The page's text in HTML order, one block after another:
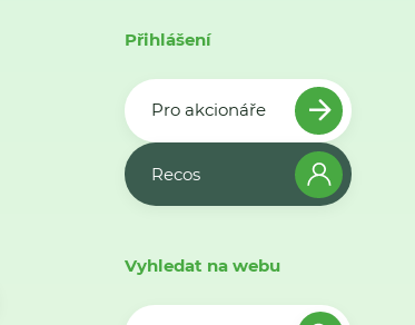
Přihlášení
Pro akcionáře
Recos
Vyhledat na webu